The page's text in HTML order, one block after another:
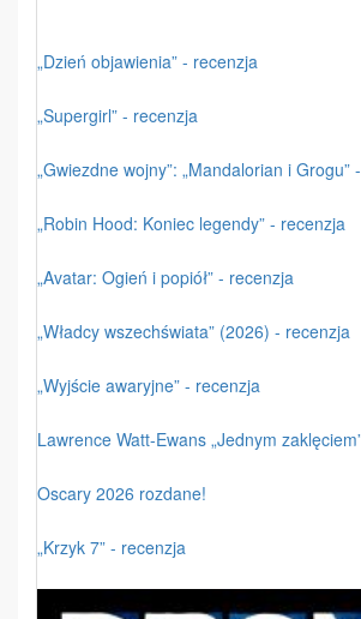
„Dzień objawienia” - recenzja
„Supergirl” - recenzja
„Gwiezdne wojny”: „Mandalorian i Grogu”
„Robin Hood: Koniec legendy” - recenzja
„Avatar: Ogień i popiół” - recenzja
„Władcy wszechświata” (2026) - recenzja
„Wyjście awaryjne” - recenzja
Lawrence Watt-Ewans „Jednym
Oscary 2026 rozdane!
„Krzyk 7” - recenzja